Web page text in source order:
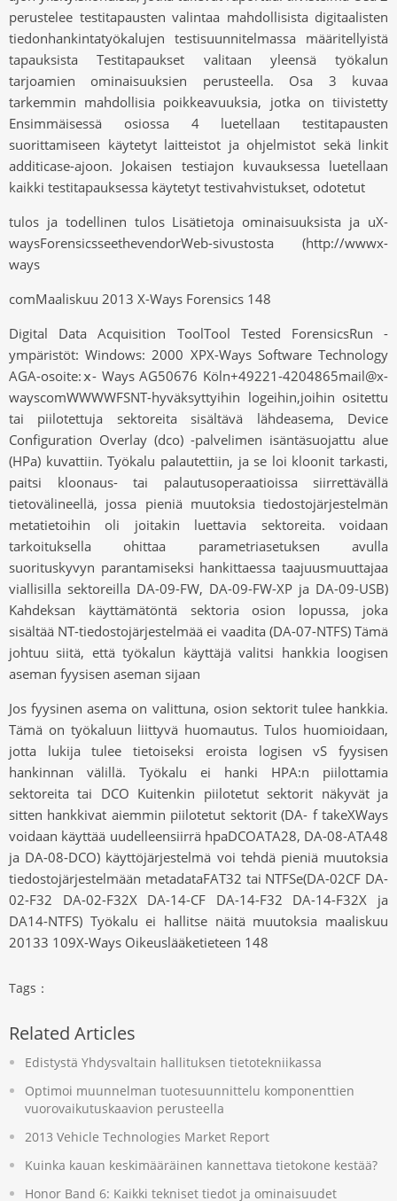
perustelee testitapausten valintaa mahdollisista digitaalisten
tiedonhankintatyökalujen testisuunnitelmassa määritellyistä
tapauksista Testitapaukset valitaan yleensä työkalun
tarjoamien ominaisuuksien perusteella. Osa 3 kuvaa
tarkemmin mahdollisia poikkeavuuksia, jotka on tiivistetty
Ensimmäisessä osiossa 4 luetellaan testitapausten
suorittamiseen käytetyt laitteistot ja ohjelmistot sekä linkit
additicase-ajoon. Jokaisen testiajon kuvauksessa luetellaan
kaikki testitapauksessa käytetyt testivahvistukset, odotetut
tulos ja todellinen tulos Lisätietoja ominaisuuksista ja uX-
waysForensicsseethevendorWeb-sivustosta (http://wwwx-
ways
comMaaliskuu 2013 X-Ways Forensics 148
Digital Data Acquisition ToolTool Tested ForensicsRun -
ympäristöt: Windows: 2000 XPX-Ways Software Technology
AGA-osoite:ⅹ- Ways AG50676 Köln+49221-4204865mail@x-
wayscomWWWWFSNT-hyväksyttyihin logeihin,joihin ositettu
tai piilotettuja sektoreita sisältävä lähdeasema, Device
Configuration Overlay (dco) -palvelimen isäntäsuojattu alue
(HPa) kuvattiin. Työkalu palautettiin, ja se loi kloonit tarkasti,
paitsi kloonaus- tai palautusoperaatioissa siirrettävällä
tietovälineellä, jossa pieniä muutoksia tiedostojärjestelmän
metatietoihin oli joitakin luettavia sektoreita. voidaan
tarkoituksella ohittaa parametriasetuksen avulla
suorituskyvyn parantamiseksi hankittaessa taajuusmuuttajaa
viallisilla sektoreilla DA-09-FW, DA-09-FW-XP ja DA-09-USB)
Kahdeksan käyttämätöntä sektoria osion lopussa, joka
sisältää NT-tiedostojärjestelmää ei vaadita (DA-07-NTFS) Tämä
johtuu siitä, että työkalun käyttäjä valitsi hankkia loogisen
aseman fyysisen aseman sijaan
Jos fyysinen asema on valittuna, osion sektorit tulee hankkia.
Tämä on työkaluun liittyvä huomautus. Tulos huomioidaan,
jotta lukija tulee tietoiseksi eroista logisen vS fyysisen
hankinnan välillä. Työkalu ei hanki HPA:n piilottamia
sektoreita tai DCO Kuitenkin piilotetut sektorit näkyvät ja
sitten hankkivat aiemmin piilotetut sektorit (DA- f takeXWays
voidaan käyttää uudelleensiirrä hpaDCOATA28, DA-08-ATA48
ja DA-08-DCO) käyttöjärjestelmä voi tehdä pieniä muutoksia
tiedostojärjestelmään metadataFAT32 tai NTFSe(DA-02CF DA-
02-F32 DA-02-F32X DA-14-CF DA-14-F32 DA-14-F32X ja
DA14-NTFS) Työkalu ei hallitse näitä muutoksia maaliskuu
20133 109X-Ways Oikeuslääketieteen 148
Tags：
Related Articles
Edistystä Yhdysvaltain hallituksen tietotekniikassa
Optimoi muunnelman tuotesuunnittelu komponenttien
vuorovaikutuskaavion perusteella
2013 Vehicle Technologies Market Report
Kuinka kauan keskimääräinen kannettava tietokone kestää?
Honor Band 6: Kaikki tekniset tiedot ja ominaisuudet